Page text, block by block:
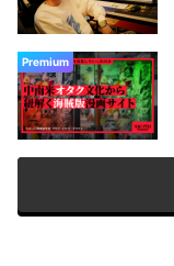
Premium